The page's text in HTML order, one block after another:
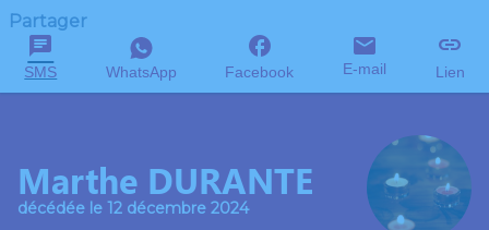
Partager
SMS WhatsApp Facebook E-mail Lien
Marthe DURANTE
décédée le 12 décembre 2024